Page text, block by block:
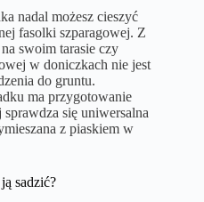
nadal możesz cieszyć
fasolki szparagowej. Z
swoim tarasie czy
w doniczkach nie jest
do gruntu.
ma przygotowanie
się uniwersalna
z piaskiem w
sadzić?